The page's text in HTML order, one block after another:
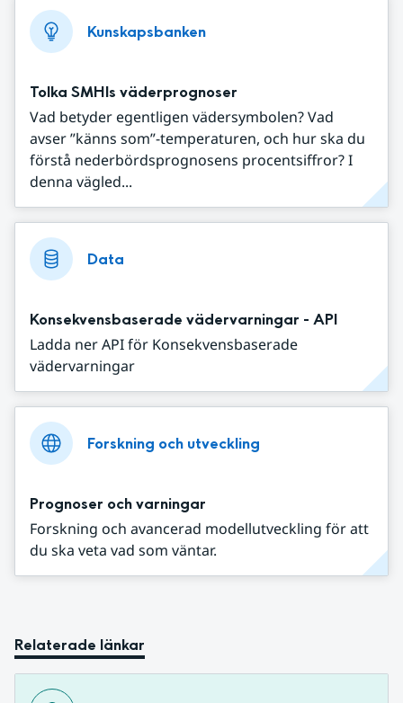
Kunskapsbanken
Tolka SMHIs väderprognoser
Vad betyder egentligen vädersymbolen? Vad
avser ”känns som”-temperaturen, och hur ska du
förstå nederbördsprognosens procentsiffror? I
denna vägled...
Data
Konsekvensbaserade vädervarningar - API
Ladda ner API för Konsekvensbaserade
vädervarningar
Forskning och utveckling
Prognoser och varningar
Forskning och avancerad modellutveckling för att
du ska veta vad som väntar.
Relaterade länkar